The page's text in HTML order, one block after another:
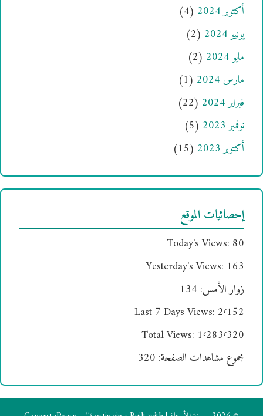
أكتوبر 2024
(4)
يونيو 2024
(2)
مايو 2024
(2)
مارس 2024
(1)
فبراير 2024
(22)
نوفمبر 2023
(5)
أكتوبر 2023
(15)
إحصائيات الموقع
Today's Views: 80
Yesterday's Views: 163
زوار الأمس: 134
Last 7 Days Views: 2٬152
Total Views: 1٬283٬320
مجموع مشاهدات الصفحة: 320